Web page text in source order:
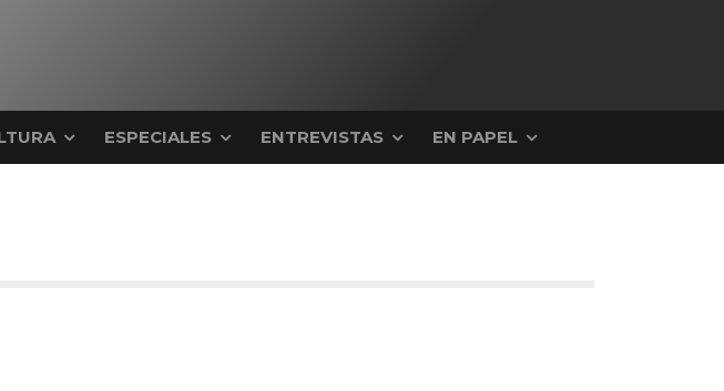
ESPECIALES ENTREVISTAS EN PAPEL